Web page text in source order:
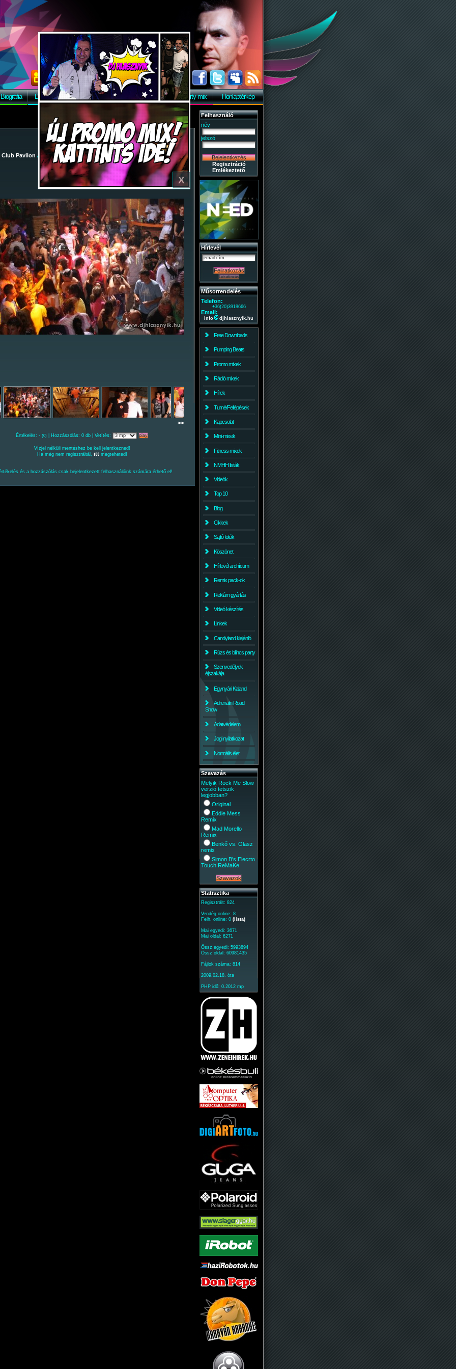
X
Biográfia Discográfia Képek Letöltés Vendégkönyv Party-mix Honlaptérkép
Club Pavilon / 2009-08-29 - Party-mix Night Tour 2009./ 40
>>
Értékelés: - (0) | Hozzászólás: 0 db | Vetítés:
Vízjel nélküli mentéshez be kell jelentkezned!
Ha még nem regisztráltál, ittmegteheted!
és a hozzászólás csak bejelentkezett felhasználóink számára érhető el!
Felhasználó
név
jelszó
Regisztráció
Emlékeztető
Hírlevél
Műsorrendelés
Telefon:
+36(20)3919666
Email:
info djhlasznyik.hu
Free Downloads
Pumping Beats
Promo mixek
Rádió mixek
Hírek
Turné/Fellépések
Kapcsolat
Mini-mixek
Fitness mixek
NMHH listák
Videók
Top 10
Blog
Cikkek
Sajtó fotók
Köszönet
Hírlevél archícum
Remix pack-ok
Reklám gyártás
Videó készítés
Linkek
Candyland kiajánló
Rúzs és bilincs party
Szenvedélyek
éjszakája
Egynyári Kaland
Adrenalin Road
Show
Adatvédelem
Jogi nyilatkozat
Normális élet
Szavazás
Melyik Rock Me Slow
verzió tetszik
legjobban?
Original
Eddie Mess
Remix
Mad Morello
Remix
Benkő vs. Olasz
remix
Simon B's Elecrto
Touch ReMaKe
Statisztika
Regisztrált: 824
Vendég online: 8
Felh. online: 0 (lista)
Mai egyedi: 3671
Mai oldal: 6271
Össz egyedi: 5993894
Össz oldal: 60981435
Fájlok száma: 814
2009.02.18. óta
PHP idő: 0.2012 mp